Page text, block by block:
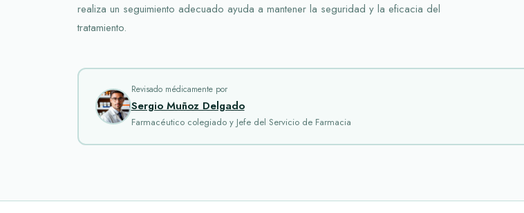
realiza un seguimiento adecuado ayuda a mantener la seguridad y la eficacia del
tratamiento.
Revisado médicamente por
Sergio Muñoz Delgado
Farmacéutico colegiado y Jefe del Servicio de Farmacia